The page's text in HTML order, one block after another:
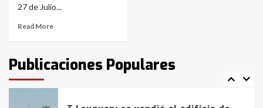
27 de Julio...
Read More
Publicaciones Populares
6
fueron detenidos por
comercialización de drogas en la
tarde del sábado